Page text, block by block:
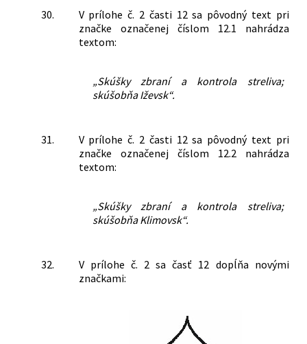
30.
V prílohe č. 2 časti 12 sa pôvodný text pri
značke označenej číslom 12.1 nahrádza
textom:
„Skúšky zbraní a kontrola streliva;
skúšobňa Iževsk“.
31.
V prílohe č. 2 časti 12 sa pôvodný text pri
značke označenej číslom 12.2 nahrádza
textom:
„Skúšky zbraní a kontrola streliva;
skúšobňa Klimovsk“.
32.
V prílohe č. 2 sa časť 12 dopĺňa novými
značkami: